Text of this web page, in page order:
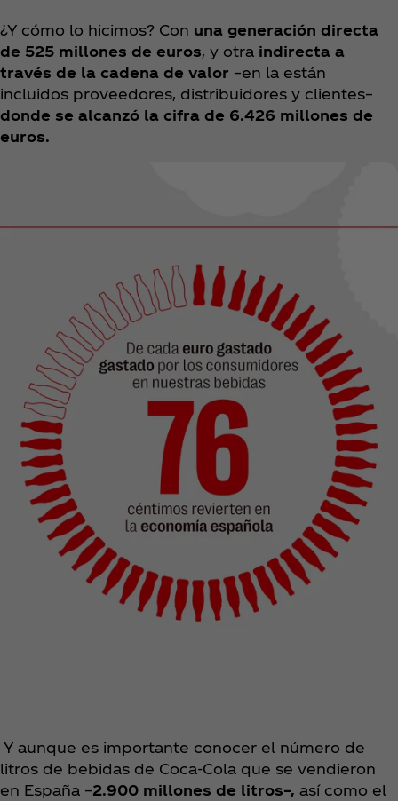
¿Y cómo lo hicimos? Con una generación directa
de 525 millones de euros, y otra indirecta a
través de la cadena de valor –en la están
incluidos proveedores, distribuidores y clientes–
donde se alcanzó la cifra de 6.426 millones de
euros.
Y aunque es importante conocer el número de
litros de bebidas de Coca‑Cola que se vendieron
en España –2.900 millones de litros–, así como el